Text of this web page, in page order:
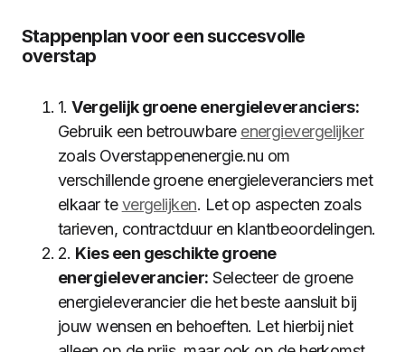
Stappenplan voor een succesvolle
overstap
1.Vergelijk groene energieleveranciers:
Gebruik een betrouwbare energievergelijker
zoals Overstappenenergie.nu om
verschillende groene energieleveranciers met
elkaar tevergelijken. Let op aspecten zoals
tarieven, contractduur en klantbeoordelingen.
2. Kies een geschikte groene
energieleverancier: Selecteer de groene
energieleverancier die het beste aansluit bij
jouw wensen en behoeften. Let hierbij niet